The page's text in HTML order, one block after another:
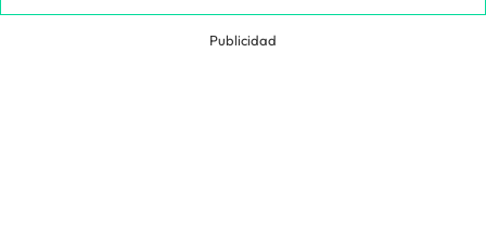
Publicidad